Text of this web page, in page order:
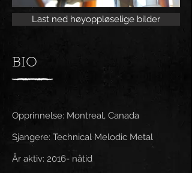
Last ned høyoppløselige bilder
BIO
Opprinnelse: Montreal, Canada
Sjangere: Technical Melodic Metal
År aktiv: 2016- nåtid